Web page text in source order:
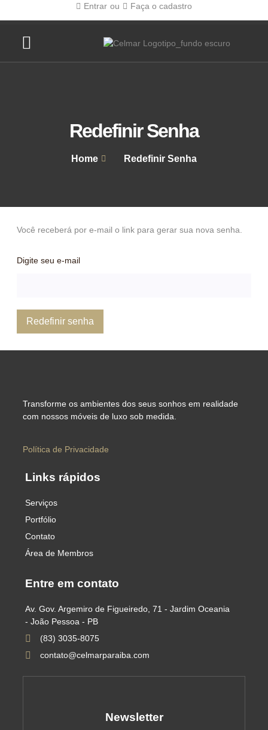
Entrar ou Faça o cadastro
Redefinir Senha
Home Redefinir Senha
Você receberá por e-mail o link para gerar sua nova senha.
Digite seu e-mail
Redefinir senha
Transforme os ambientes dos seus sonhos em realidade
com nossos móveis de luxo sob medida.
Política de Privacidade
Links rápidos
Serviços
Portfólio
Contato
Área de Membros
Entre em contato
Av. Gov. Argemiro de Figueiredo, 71 - Jardim Oceania
- João Pessoa - PB
(83) 3035-8075
contato@celmarparaiba.com
Newsletter